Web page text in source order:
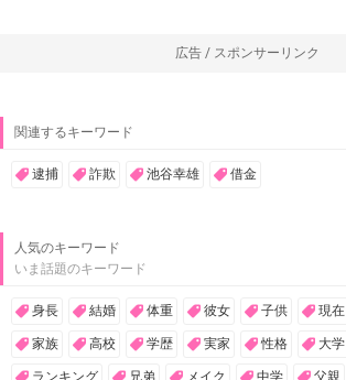
広告 / スポンサーリンク
関連するキーワード
逮捕 詐欺 池谷幸雄 借金
人気のキーワード
いま話題のキーワード
身長 結婚 体重 彼女 子供 現在
家族 高校 学歴 実家 性格 大学